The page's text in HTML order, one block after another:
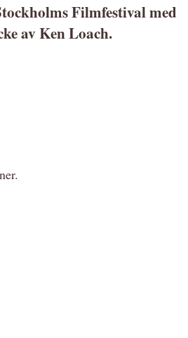
Filmfestival med
av Ken Loach.